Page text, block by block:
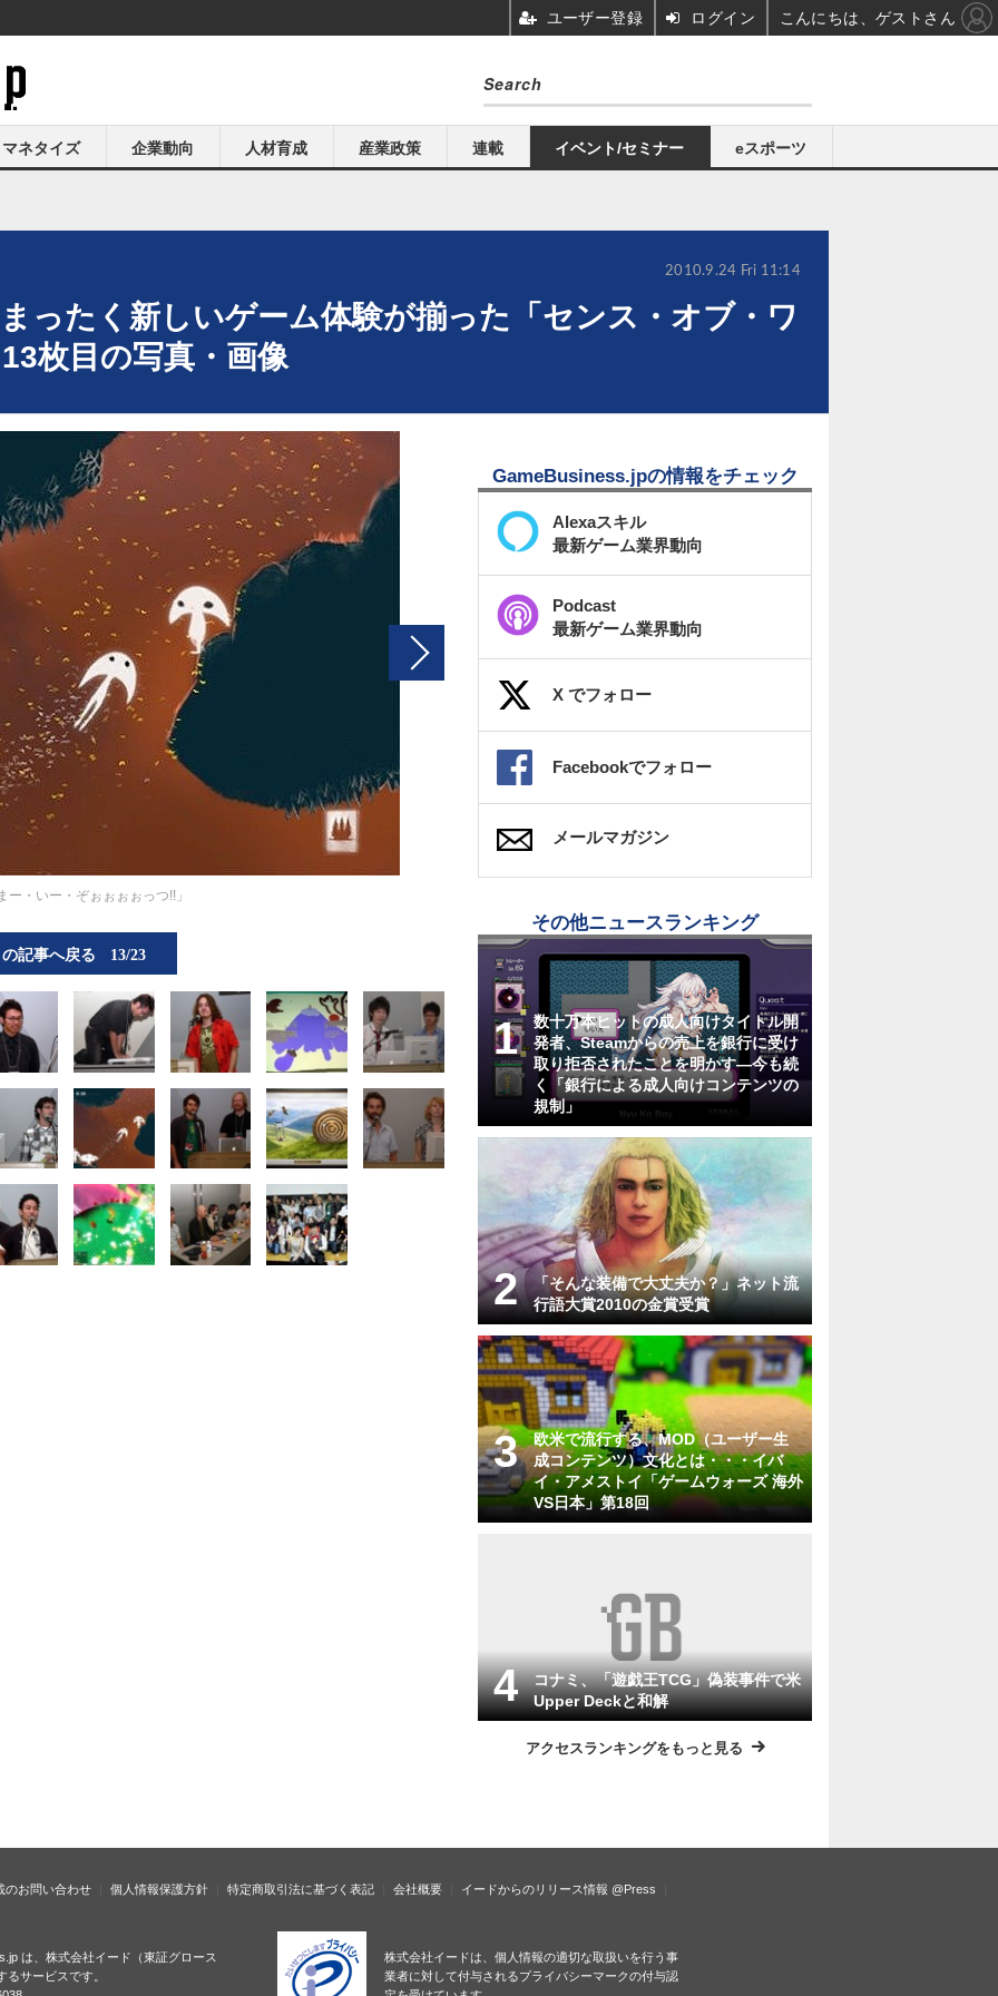
マネタイズ 企業動向 人材育成 産業政策 連載 イベント/セミナー eスポーツ
ったく新しいゲーム体験が揃った「センス・オブ・ワ
枚目の写真・画像
2010.9.24 Fri 11:14
ー・いー・ぞぉぉぉぉっつ!!」
記事へ戻る 13/23
GameBusiness.jpの情報をチェック
Alexaスキル
最新ゲーム業界動向
Podcast
最新ゲーム業界動向
X でフォロー
Facebookでフォロー
メールマガジン
その他ニュースランキング
数十万本ヒットの成人向けタイトル開
発者、Steamからの売上を銀行に受け
取り拒否されたことを明かす―今も続
く「銀行による成人向けコンテンツの
規制」
「そんな装備で大丈夫か？」ネット流
行語大賞2010の金賞受賞
欧米で流行する、MOD（ユーザー生
成コンテンツ）文化とは・・・イバ
イ・アメストイ「ゲームウォーズ 海外
VS日本」第18回
コナミ、「遊戯王TCG」偽装事件で米
Upper Deckと和解
アクセスランキングをもっと見る
のお問い合わせ 個人情報保護方針 特定商取引法に基づく表記 会社概要 イードからのリリース情報 @Press
は、株式会社イード（東証グロース
るサービスです。
株式会社イードは、個人情報の適切な取扱いを行う事
業者に対して付与されるプライバシーマークの付与認
ユーザー登録 ログイン こんにちは、ゲストさん